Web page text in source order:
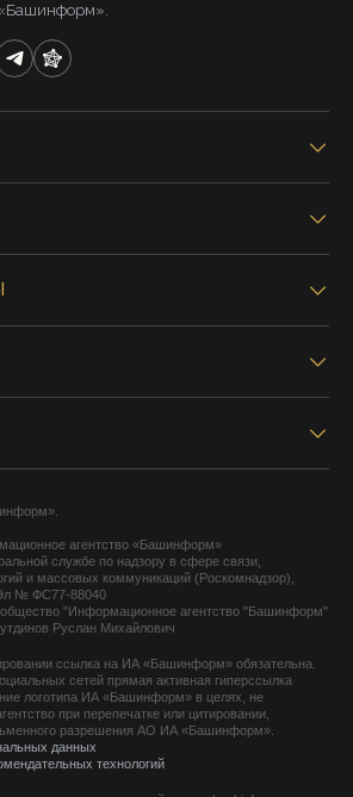
агентство «Башинформ»
службе по надзору в сфере связи,
и массовых коммуникаций (Роскомнадзор),
№ ФС77-88040
общество "Информационное агентство "Башинформ"
Руслан Михайлович
ссылка на ИА «Башинформ» обязательна.
сетей прямая активная гиперссылка
логотипа ИА «Башинформ» в целях, не
при перепечатке или цитировании,
разрешения АО ИА «Башинформ».
данных
технологий